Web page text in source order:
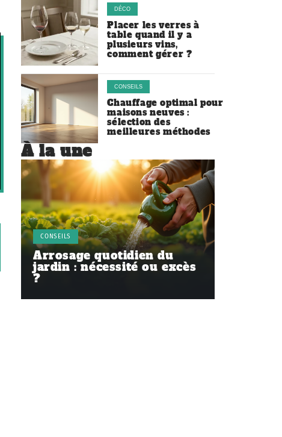
DÉCO
Placer les verres à
table quand il y a
plusieurs vins,
comment gérer ?
CONSEILS
Chauffage optimal pour
maisons neuves :
sélection des
meilleures méthodes
À la une
CONSEILS
Arrosage quotidien du
jardin : nécessité ou excès
?